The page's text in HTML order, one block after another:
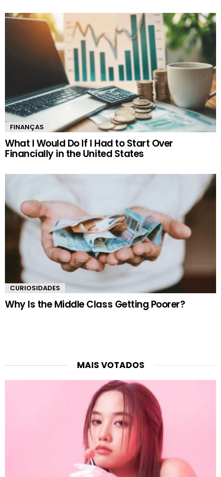
FINANÇAS
What I Would Do If I Had to Start Over
Financially in the United States
CURIOSIDADES
Why Is the Middle Class Getting Poorer?
MAIS VOTADOS